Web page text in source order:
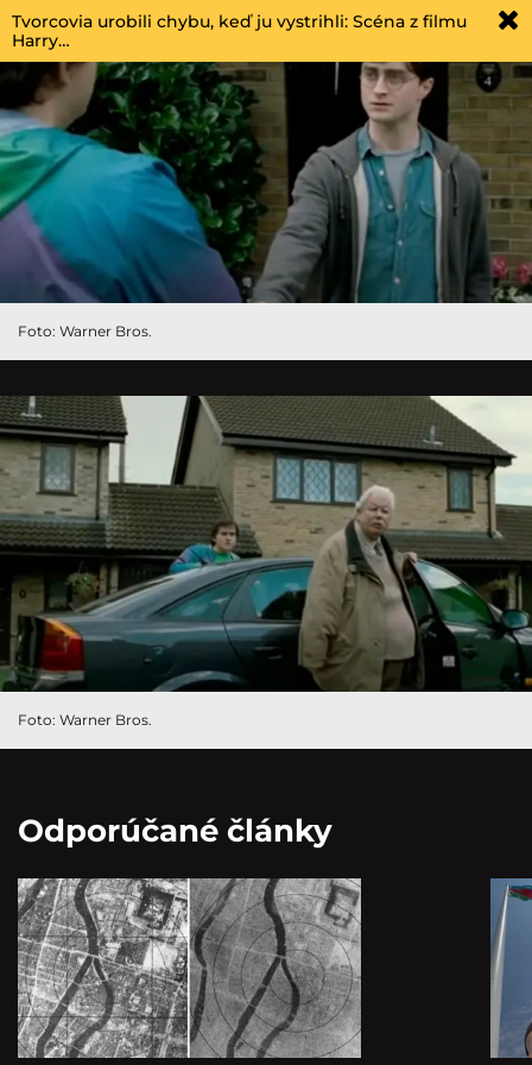
Tvorcovia urobili chybu, keď ju vystrihli: Scéna z filmu
Harry…
Foto: Warner Bros.
Foto: Warner Bros.
Odporúčané články